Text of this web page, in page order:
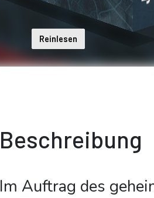
Reinlesen
Beschreibung
Im Auftrag des